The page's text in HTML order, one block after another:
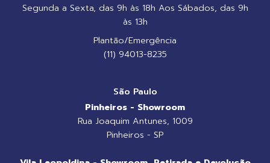
Segunda a Sexta, das 9h às 18h Aos Sábados, das 9h
às 13h
Plantão/Emergência
(11) 94013-8235
São Paulo
Pinheiros - Showroom
Rua Joaquim Antunes, 1009
Pinheiros - SP